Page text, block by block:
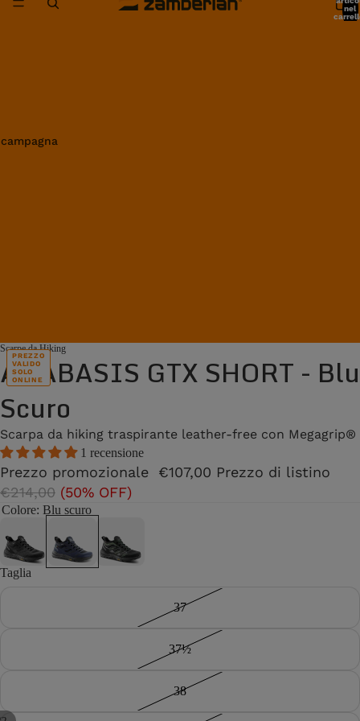
nel
PREZZO
VALIDO
SOLO
ONLINE
Scarpe da Hiking
ANABASIS GTX SHORT - Blu
Scuro
Scarpa da hiking traspirante leather-free con Megagrip®
1 recensione
Prezzo promozionale €107,00 Prezzo di listino
€214,00 (50% OFF)
Colore: Blu scuro
Taglia
37
37½
38